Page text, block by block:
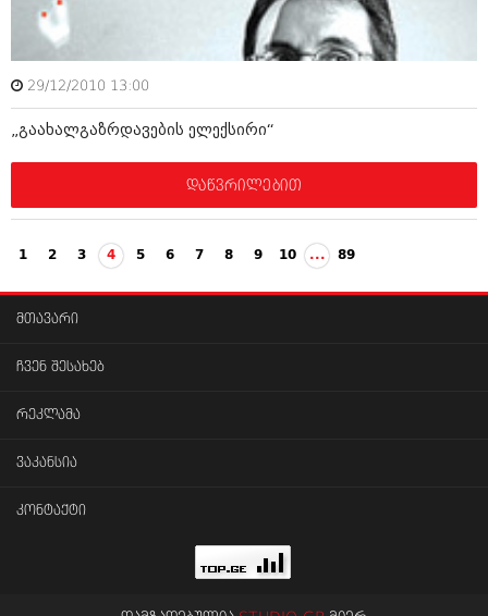
29/12/2010 13:00
„გაახალგაზრდავების ელექსირი“
დაწვრილებით
1 2 3 4 5 6 7 8 9 10 ... 89
მთავარი
ჩვენ შესახებ
რეკლამა
ვაკანსია
კონტაქტი